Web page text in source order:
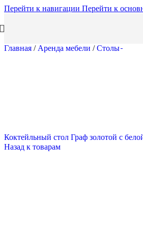
Перейти к навигации Перейти к
Главная / Аренда мебели / Столы
Коктейльный стол Граф золотой с
Назад к товарам